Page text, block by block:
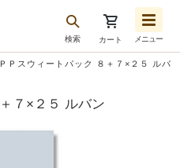
検索 カート メニュー
再注文
Ｐスウィートパック ８＋７×２５ ルバ
７×２５ ルバン